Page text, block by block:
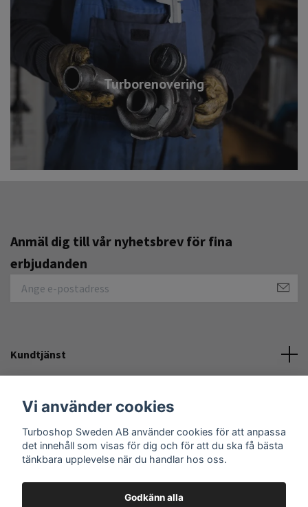
Turborenovering
Anmäl dig till vår nyhetsbrev för fina
erbjudanden
Kundtjänst
Sociala medier
Vi använder cookies
Turboshop Sweden AB använder cookies för att anpassa
det innehåll som visas för dig och för att du ska få bästa
tänkbara upplevelse när du handlar hos oss.
Godkänn alla